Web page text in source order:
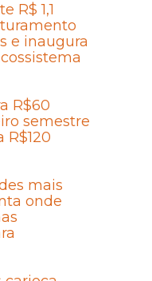
R$ 1,1
e inaugura
R$60
semestre
R$120
mais
onde